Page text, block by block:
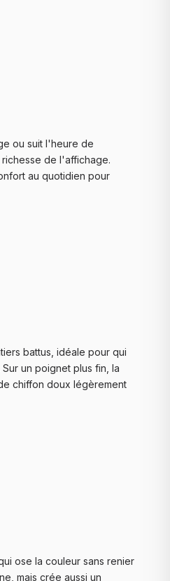
ou suit l'heure de
de l'affichage.
au quotidien pour
battus, idéale pour qui
un poignet plus fin, la
chiffon doux légèrement
ose la couleur sans renier
mais crée aussi un